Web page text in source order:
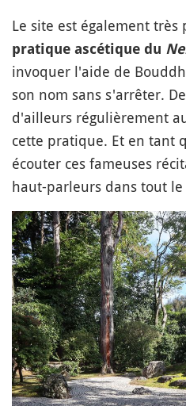
Le site est également
pratique ascétique du
invoquer l'aide de
son nom sans s'arrêter.
d'ailleurs régulièrement
cette pratique. Et en tant
écouter ces fameuses
haut-parleurs dans tout le